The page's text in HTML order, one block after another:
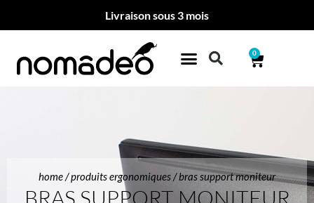
Livraison sous 3 mois
0
home /produits ergonomiques / bras support moniteur